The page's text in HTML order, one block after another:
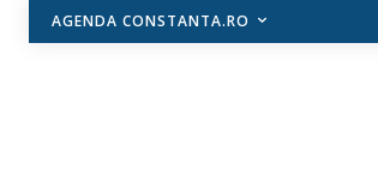
AGENDA CONSTANTA.RO